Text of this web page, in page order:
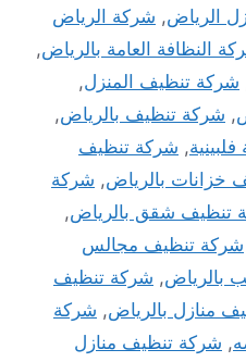
الرياض, شركة الرياض
النظافة العامة بالرياض,
شركة تنظيف المنزل,
, شركة تنظيف بالرياض,
, شركة تنظيف
خزانات بالرياض, شركة
تنظيف شقق بالرياض,
شركة تنظيف مجالس
بالرياض, شركة تنظيف
منازل بالرياض, شركة
, شركة تنظيف منازل